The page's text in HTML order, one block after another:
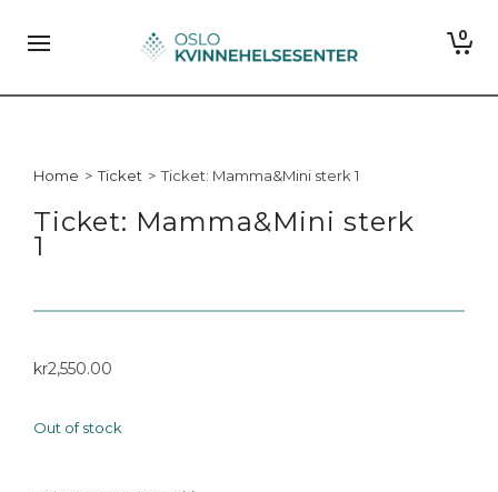
0
Home > Ticket > Ticket: Mamma&Mini sterk 1
Ticket: Mamma&Mini sterk
1
kr2,550.00
Out of stock